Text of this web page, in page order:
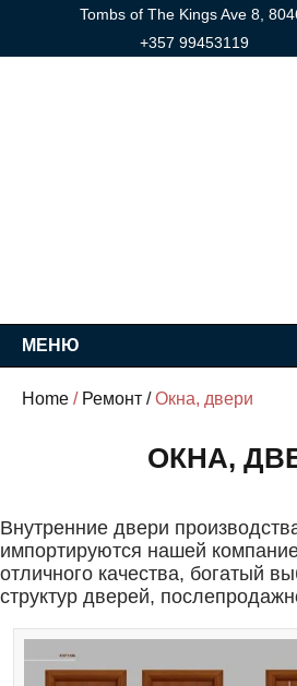
Tombs of The Kings Ave 8,
+357 99453119
МЕНЮ
Home / Ремонт /Окна, двери
ОКНА,
Внутренние двери
импортируются нашей
отличного качества, богатый
структур дверей,